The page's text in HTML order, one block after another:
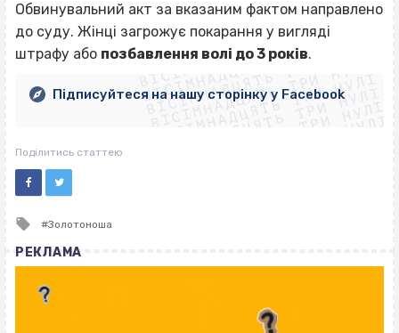
Обвинувальний акт за вказаним фактом направлено
до суду. Жінці загрожує покарання у вигляді
штрафу або позбавлення волі до 3 років.
ВІСІМНАДЦЯТЬ ТРИ НУЛІ
ВІСІМНАДЦЯТЬ ТРИ НУЛІ
ВІСІМНАДЦЯТЬ ТРИ НУЛІ
ВІСІМНАДЦЯТЬ ТРИ НУЛІ
ВІСІМНАДЦЯТЬ ТРИ НУЛІ
ВІСІМНАДЦЯТЬ ТРИ НУЛІ
ВІСІМНАДЦЯТЬ ТРИ НУЛІ
ВІСІМНАДЦЯТЬ ТРИ НУЛІ
Підписуйтеся на нашу сторінку у Facebook
Поділитись статтею
Tagged
Золотоноша
РЕКЛАМА